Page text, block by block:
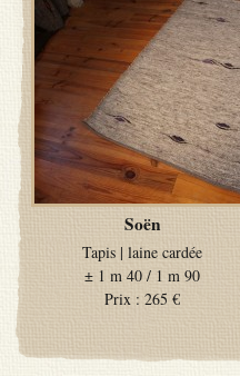
Soën
Tapis | laine cardée
± 1 m 40 / 1 m 90
Prix : 265 €